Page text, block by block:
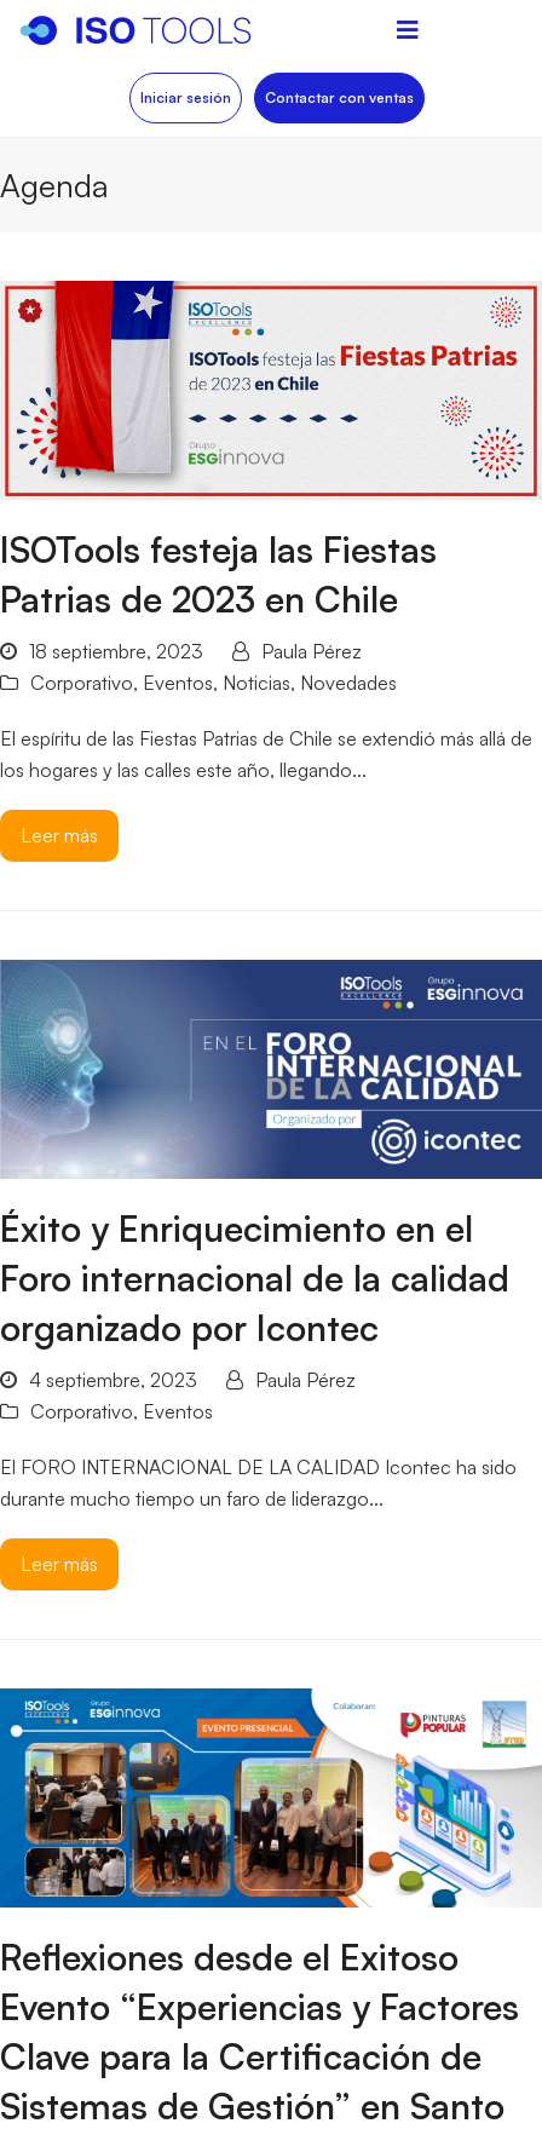
Iniciar sesión Contactar con ventas
Agenda
ISOTools festeja las Fiestas
Patrias de 2023 en Chile
18 septiembre, 2023
Paula Pérez
Corporativo, Eventos, Noticias, Novedades
El espíritu de las Fiestas Patrias de Chile se extendió más allá de
los hogares y las calles este año, llegando...
Leer más
Éxito y Enriquecimiento en el
Foro internacional de la calidad
organizado por Icontec
4 septiembre, 2023
Paula Pérez
Corporativo, Eventos
El FORO INTERNACIONAL DE LA CALIDAD Icontec ha sido
durante mucho tiempo un faro de liderazgo...
Leer más
Reflexiones desde el Exitoso
Evento “Experiencias y Factores
Clave para la Certificación de
Sistemas de Gestión” en Santo